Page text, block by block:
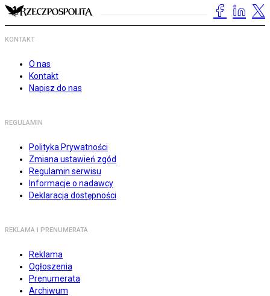
KONTAKT
O nas
Kontakt
Napisz do nas
REGULAMIN
Polityka Prywatności
Zmiana ustawień zgód
Regulamin serwisu
Informacje o nadawcy
Deklaracja dostępności
REKLAMA I PRENUMERATA
Reklama
Ogłoszenia
Prenumerata
Archiwum